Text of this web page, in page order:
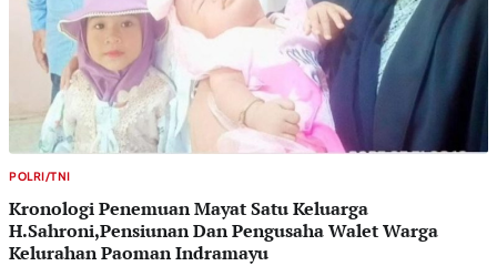
POLRI/TNI
Kronologi Penemuan Mayat Satu Keluarga
H.Sahroni,Pensiunan Dan Pengusaha Walet Warga
Kelurahan Paoman Indramayu